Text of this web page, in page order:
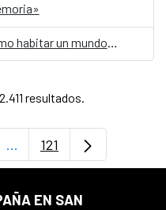
resultados.
...Páginas intermedias Use
Página
121
EN SAN